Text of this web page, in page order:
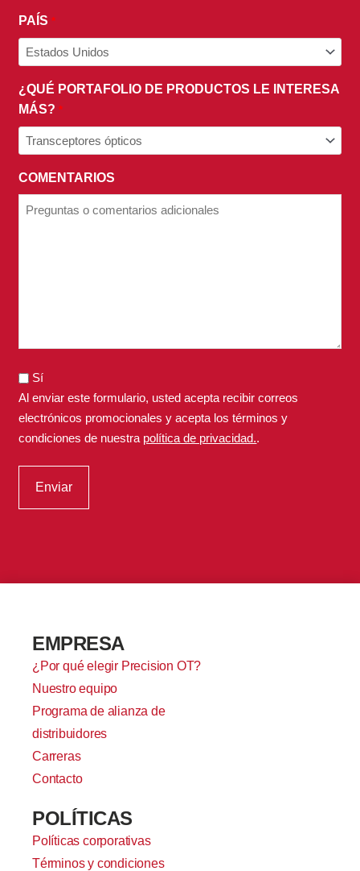
PAÍS *
¿QUÉ PORTAFOLIO DE PRODUCTOS LE INTERESA
MÁS? *
COMENTARIOS
Sí
Al enviar este formulario, usted acepta recibir correos
electrónicos promocionales y acepta los términos y
condiciones de nuestra política de privacidad..
EMPRESA
¿Por qué elegir Precision OT?
Nuestro equipo
Programa de alianza de
distribuidores
Carreras
Contacto
POLÍTICAS
Políticas corporativas
Términos y condiciones